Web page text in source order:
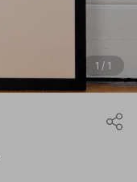
1 / 1